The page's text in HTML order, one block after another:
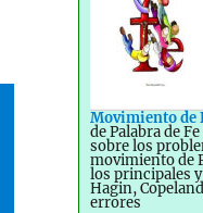
Movimiento de
de Palabra de
sobre los
movimiento de
los principales
Hagin,
errores